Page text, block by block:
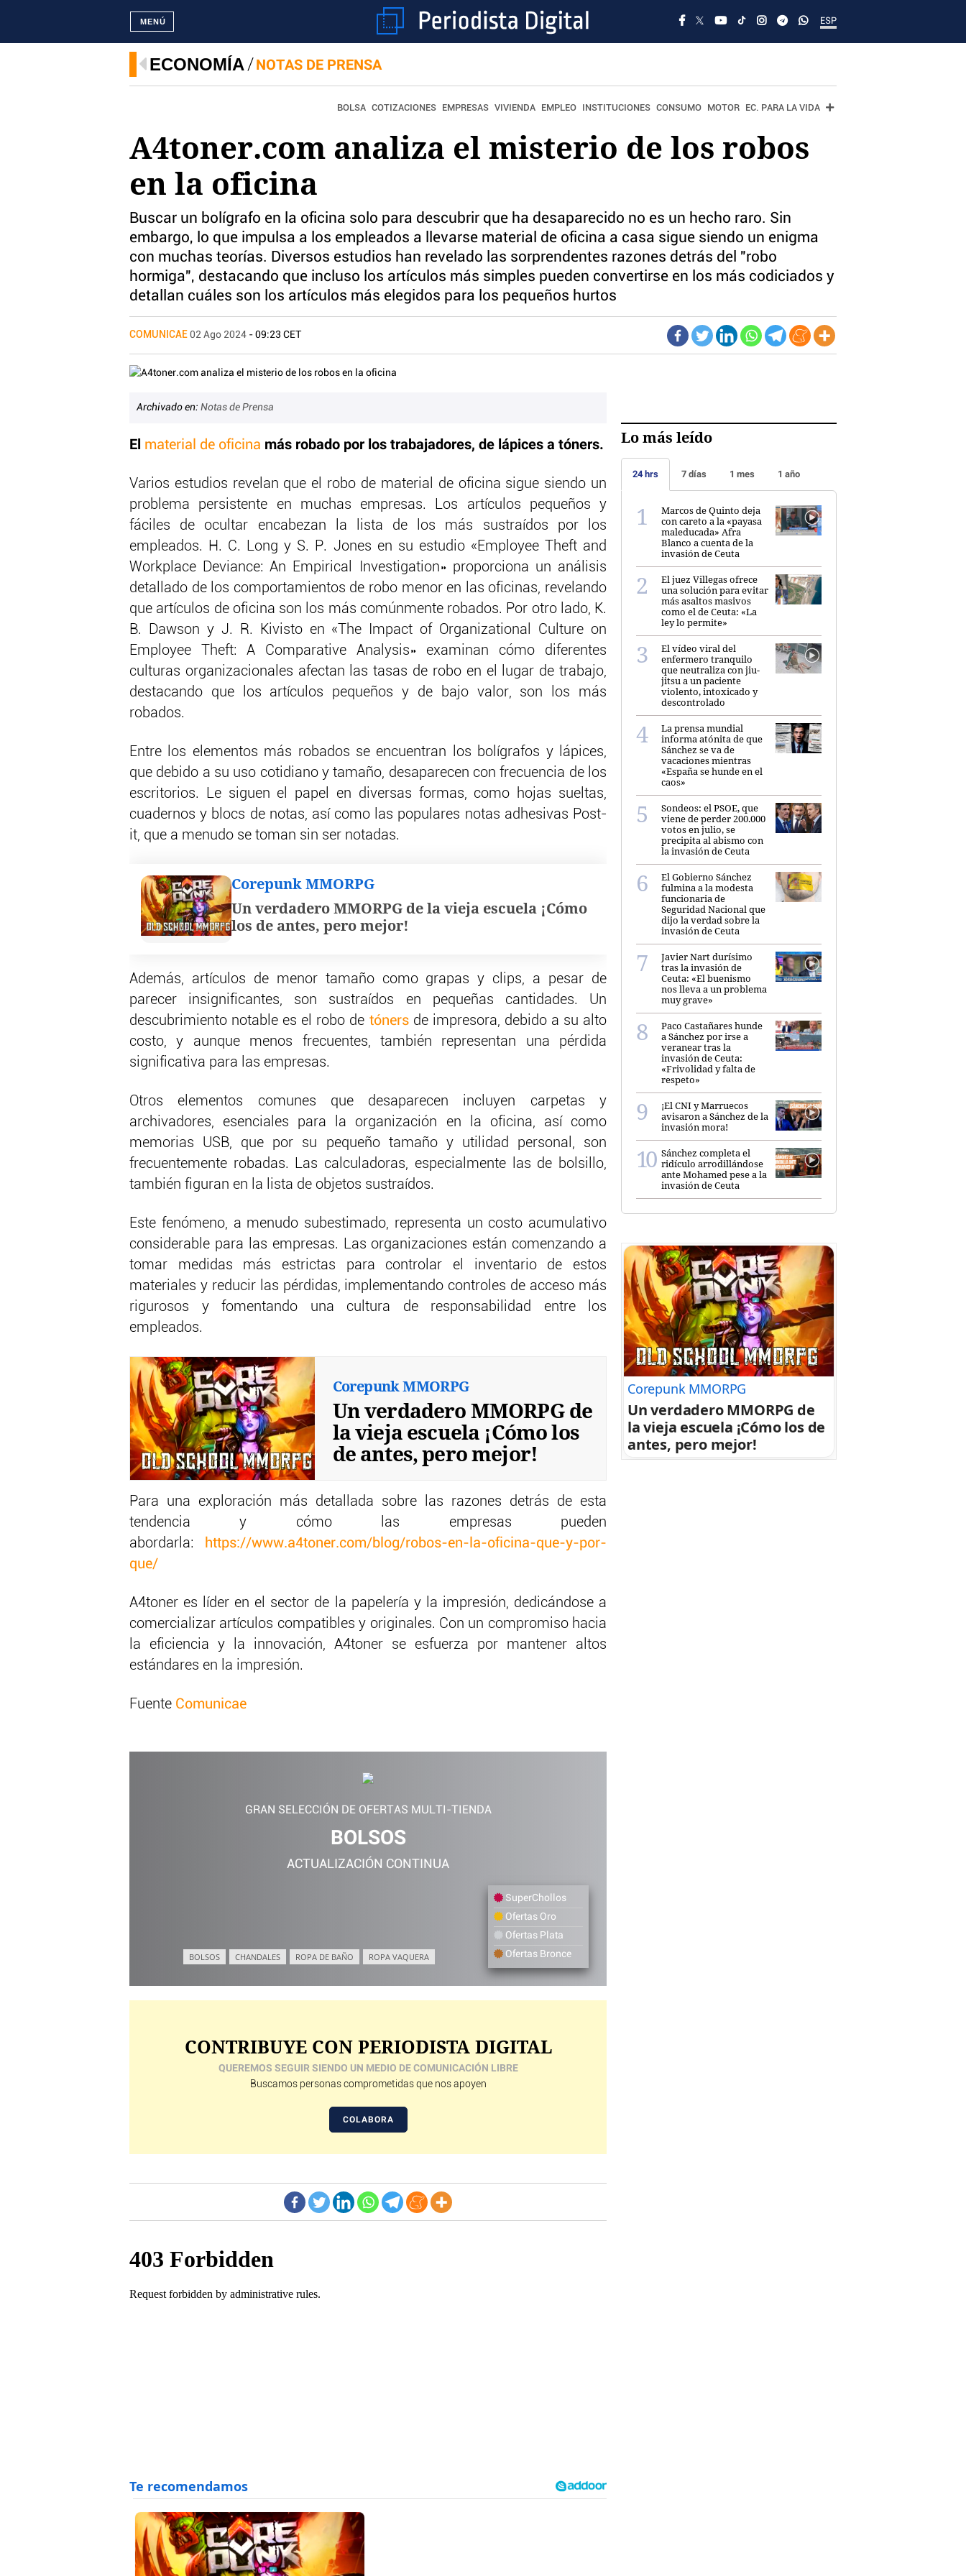
ESP
MENÚ
ECONOMÍA NOTAS DE PRENSA
BOLSA COTIZACIONES EMPRESAS VIVIENDA EMPLEO INSTITUCIONES CONSUMO MOTOR EC. PARA LA VIDA
A4toner.com analiza el misterio de los robos
en la oficina
Buscar un bolígrafo en la oficina solo para descubrir que ha desaparecido no es un hecho raro. Sin
embargo, lo que impulsa a los empleados a llevarse material de oficina a casa sigue siendo un enigma
con muchas teorías. Diversos estudios han revelado las sorprendentes razones detrás del "robo
hormiga", destacando que incluso los artículos más simples pueden convertirse en los más codiciados y
detallan cuáles son los artículos más elegidos para los pequeños hurtos
COMUNICAE 02 Ago 2024 - 09:23 CET
Archivado en: Notas de Prensa
El material de oficina más robado por los trabajadores, de lápices a tóners.
Varios estudios revelan que el robo de material de oficina sigue siendo un
problema persistente en muchas empresas. Los artículos pequeños y
fáciles de ocultar encabezan la lista de los más sustraídos por los
empleados. H. C. Long y S. P. Jones en su estudio «Employee Theft and
Workplace Deviance: An Empirical Investigation» proporciona un análisis
detallado de los comportamientos de robo menor en las oficinas, revelando
que artículos de oficina son los más comúnmente robados. Por otro lado, K.
B. Dawson y J. R. Kivisto en «The Impact of Organizational Culture on
Employee Theft: A Comparative Analysis» examinan cómo diferentes
culturas organizacionales afectan las tasas de robo en el lugar de trabajo,
destacando que los artículos pequeños y de bajo valor, son los más
robados.
Entre los elementos más robados se encuentran los bolígrafos y lápices,
que debido a su uso cotidiano y tamaño, desaparecen con frecuencia de los
escritorios. Le siguen el papel en diversas formas, como hojas sueltas,
cuadernos y blocs de notas, así como las populares notas adhesivas Post-
it, que a menudo se toman sin ser notadas.
Corepunk MMORPG
Un verdadero MMORPG de la vieja escuela ¡Cómo
los de antes, pero mejor!
Además, artículos de menor tamaño como grapas y clips, a pesar de
parecer insignificantes, son sustraídos en pequeñas cantidades. Un
descubrimiento notable es el robo de tónersde impresora, debido a su alto
costo, y aunque menos frecuentes, también representan una pérdida
significativa para las empresas.
Otros elementos comunes que desaparecen incluyen carpetas y
archivadores, esenciales para la organización en la oficina, así como
memorias USB, que por su pequeño tamaño y utilidad personal, son
frecuentemente robadas. Las calculadoras, especialmente las de bolsillo,
también figuran en la lista de objetos sustraídos.
Este fenómeno, a menudo subestimado, representa un costo acumulativo
considerable para las empresas. Las organizaciones están comenzando a
tomar medidas más estrictas para controlar el inventario de estos
materiales y reducir las pérdidas, implementando controles de acceso más
rigurosos y fomentando una cultura de responsabilidad entre los
empleados.
Corepunk MMORPG
Un verdadero MMORPG de
la vieja escuela ¡Cómo los
de antes, pero mejor!
Para una exploración más detallada sobre las razones detrás de esta
tendencia y cómo las empresas pueden
abordarla:
https://www.a4toner.com/blog/robos-en-la-oficina-que-y-por-
que/
A4toner es líder en el sector de la papelería y la impresión, dedicándose a
comercializar artículos compatibles y originales. Con un compromiso hacia
la eficiencia y la innovación, A4toner se esfuerza por mantener altos
estándares en la impresión.
Fuente Comunicae
GRAN SELECCIÓN DE OFERTAS MULTI-TIENDA
BOLSOS
ACTUALIZACIÓN CONTINUA
BOLSOS CHANDALES ROPA DE BAÑO ROPA VAQUERA
SuperChollos
Ofertas Oro
Ofertas Plata
Ofertas Bronce
CONTRIBUYE CON PERIODISTA DIGITAL
QUEREMOS SEGUIR SIENDO UN MEDIO DE COMUNICACIÓN LIBRE
Buscamos personas comprometidas que nos apoyen
COLABORA
Lo más leído
24 hrs 7 días 1 mes 1 año
Marcos de Quinto deja
con careto a la «payasa
maleducada» Afra
Blanco a cuenta de la
invasión de Ceuta
El juez Villegas ofrece
una solución para evitar
más asaltos masivos
como el de Ceuta: «La
ley lo permite»
El vídeo viral del
enfermero tranquilo
que neutraliza con jiu-
jitsu a un paciente
violento, intoxicado y
descontrolado
La prensa mundial
informa atónita de que
Sánchez se va de
vacaciones mientras
«España se hunde en el
caos»
Sondeos: el PSOE, que
viene de perder 200.000
votos en julio, se
precipita al abismo con
la invasión de Ceuta
El Gobierno Sánchez
fulmina a la modesta
funcionaria de
Seguridad Nacional que
dijo la verdad sobre la
invasión de Ceuta
Javier Nart durísimo
tras la invasión de
Ceuta: «El buenismo
nos lleva a un problema
muy grave»
Paco Castañares hunde
a Sánchez por irse a
veranear tras la
invasión de Ceuta:
«Frivolidad y falta de
respeto»
¡El CNI y Marruecos
avisaron a Sánchez de la
invasión mora!
Sánchez completa el
ridículo arrodillándose
ante Mohamed pese a la
invasión de Ceuta
Corepunk MMORPG
Un verdadero MMORPG de
la vieja escuela ¡Cómo los de
antes, pero mejor!